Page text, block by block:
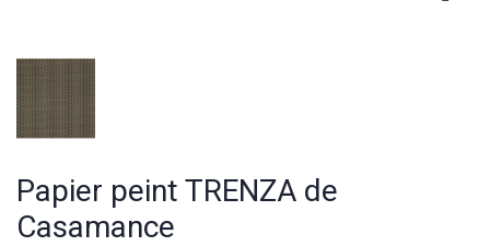
Papier peint TRENZA de
Casamance